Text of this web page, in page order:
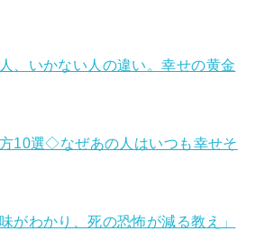
、いかない人の違い。幸せの黄金
10選◇なぜあの人はいつも幸せそ
がわかり、死の恐怖が減る教え」